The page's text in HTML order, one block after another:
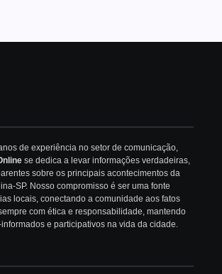
de experiência no setor de comunicação,
se dedica a levar informações verdadeiras,
sobre os principais acontecimentos da
SP. Nosso compromisso é ser uma fonte
locais, conectando a comunidade aos fatos
com ética e responsabilidade, mantendo
e participativos na vida da cidade.